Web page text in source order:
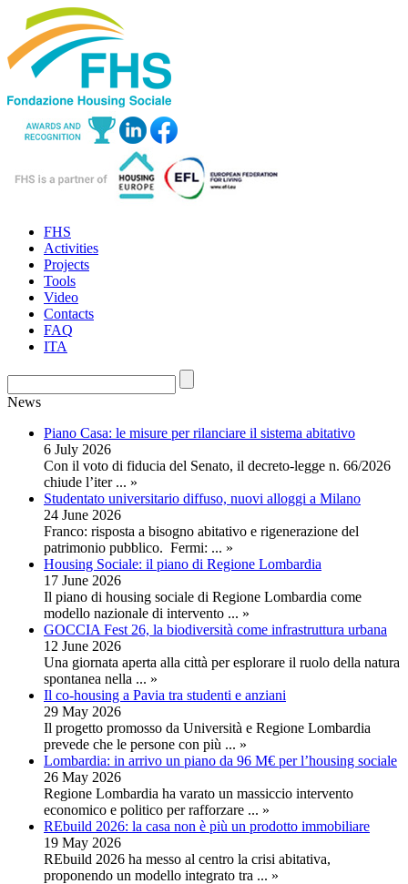
FHS
Activities
Projects
Tools
Video
Contacts
FAQ
ITA
News
Piano Casa: le misure per rilanciare il sistema abitativo
6 July 2026
Con il voto di fiducia del Senato, il decreto-legge n. 66/2026
chiude l’iter ... »
Studentato universitario diffuso, nuovi alloggi a Milano
24 June 2026
Franco: risposta a bisogno abitativo e rigenerazione del
patrimonio pubblico. Fermi: ... »
Housing Sociale: il piano di Regione Lombardia
17 June 2026
Il piano di housing sociale di Regione Lombardia come
modello nazionale di intervento ... »
GOCCIA Fest 26, la biodiversità come infrastruttura urbana
12 June 2026
Una giornata aperta alla città per esplorare il ruolo della natura
spontanea nella ... »
Il co-housing a Pavia tra studenti e anziani
29 May 2026
Il progetto promosso da Università e Regione Lombardia
prevede che le persone con più ... »
Lombardia: in arrivo un piano da 96 M€ per l’housing sociale
26 May 2026
Regione Lombardia ha varato un massiccio intervento
economico e politico per rafforzare ... »
REbuild 2026: la casa non è più un prodotto immobiliare
19 May 2026
REbuild 2026 ha messo al centro la crisi abitativa,
proponendo un modello integrato tra ... »